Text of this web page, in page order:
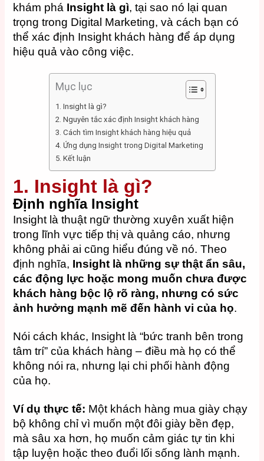
khám phá Insight là gì, tại sao nó lại quan
trọng trong Digital Marketing, và cách bạn có
thể xác định Insight khách hàng để áp dụng
hiệu quả vào công việc.
Mục lục
1. Insight là gì?
2. Nguyên tắc xác định Insight khách hàng
3. Cách tìm Insight khách hàng hiệu quả
4. Ứng dụng Insight trong Digital Marketing
5. Kết luận
1. Insight là gì?
Định nghĩa Insight
Insight là thuật ngữ thường xuyên xuất hiện
trong lĩnh vực tiếp thị và quảng cáo, nhưng
không phải ai cũng hiểu đúng về nó. Theo
định nghĩa, Insight là những sự thật ẩn sâu,
các động lực hoặc mong muốn chưa được
khách hàng bộc lộ rõ ràng, nhưng có sức
ảnh hưởng mạnh mẽ đến hành vi của họ.
Nói cách khác, Insight là “bức tranh bên trong
tâm trí” của khách hàng – điều mà họ có thể
không nói ra, nhưng lại chi phối hành động
của họ.
Ví dụ thực tế: Một khách hàng mua giày chạy
bộ không chỉ vì muốn một đôi giày bền đẹp,
mà sâu xa hơn, họ muốn cảm giác tự tin khi
tập luyện hoặc theo đuổi lối sống lành mạnh.